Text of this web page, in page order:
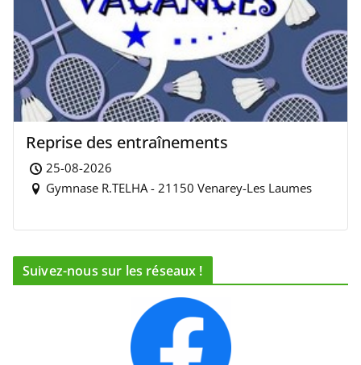
Reprise des entraînements
25-08-2026
Gymnase R.TELHA - 21150 Venarey-Les Laumes
Suivez-nous sur les réseaux !